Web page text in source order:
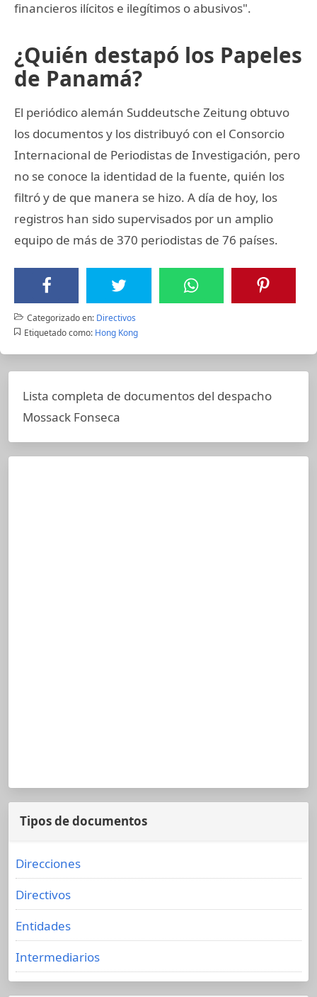
financieros ilícitos e ilegítimos o abusivos".
¿Quién destapó los Papeles
de Panamá?
El periódico alemán Suddeutsche Zeitung obtuvo
los documentos y los distribuyó con el Consorcio
Internacional de Periodistas de Investigación, pero
no se conoce la identidad de la fuente, quién los
filtró y de que manera se hizo. A día de hoy, los
registros han sido supervisados por un amplio
equipo de más de 370 periodistas de 76 países.
Categorizado en: Directivos
Etiquetado como: Hong Kong
Lista completa de documentos del despacho
Mossack Fonseca
Tipos de documentos
Direcciones
Directivos
Entidades
Intermediarios